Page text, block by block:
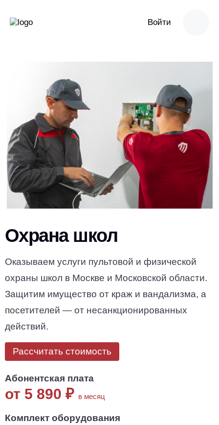
Войти
Охрана школ
Оказываем услуги пультовой и физической
охраны школ в Москве и Московской области.
Защитим имущество от краж и вандализма, а
посетителей — от несанкционированных
действий.
Рассчитать стоимость
Абонентская плата
от 5 890 ₽ в месяц
Комплект оборудования